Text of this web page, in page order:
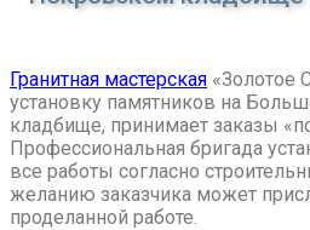
Гранитная мастерская «Золотое
установку памятников на
кладбище, принимает заказы
Профессиональная бригада
все работы согласно
желанию заказчика может
проделанной работе.